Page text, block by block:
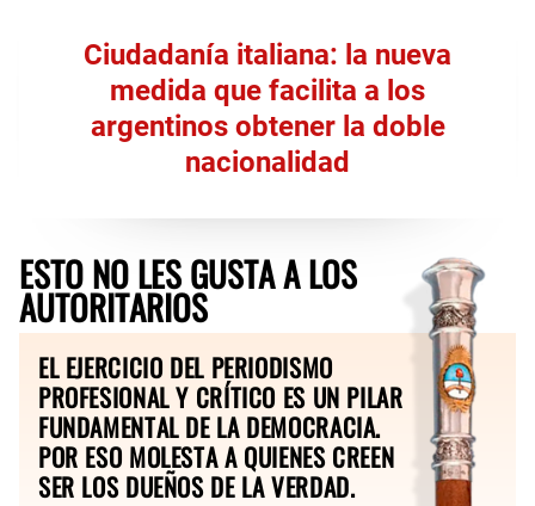
Ciudadanía italiana: la nueva
medida que facilita a los
argentinos obtener la doble
nacionalidad
ESTO NO LES GUSTA A LOS
AUTORITARIOS
EL EJERCICIO DEL PERIODISMO
PROFESIONAL Y CRÍTICO ES UN PILAR
FUNDAMENTAL DE LA DEMOCRACIA.
POR ESO MOLESTA A QUIENES CREEN
SER LOS DUEÑOS DE LA VERDAD.